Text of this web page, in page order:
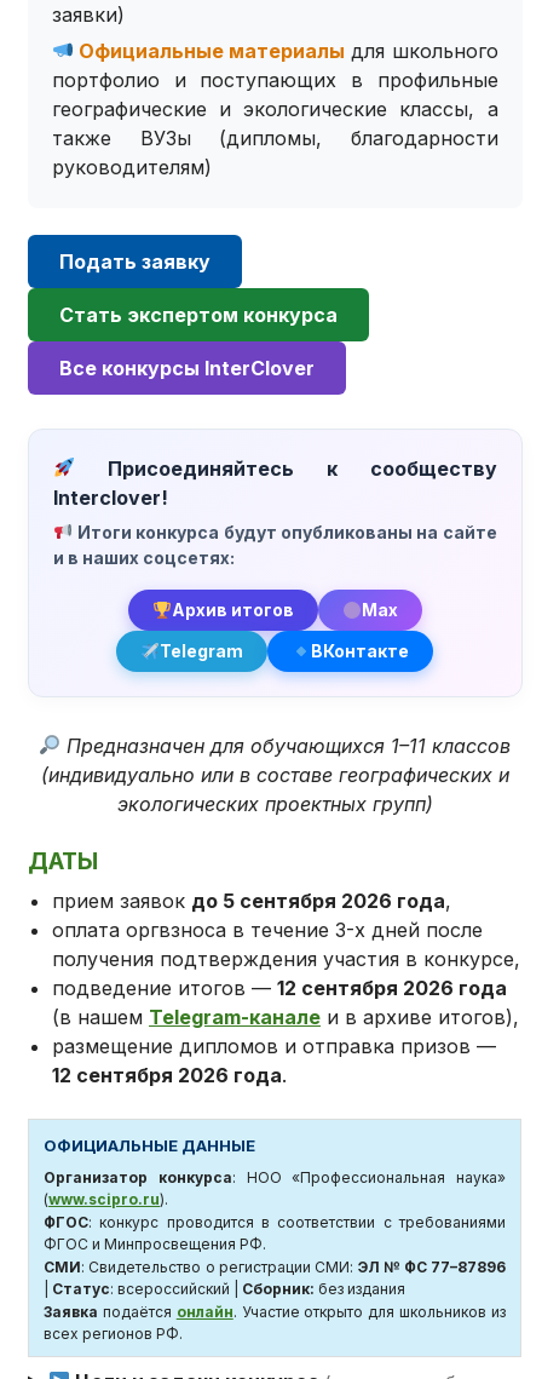
заявки)
Официальные материалы для школьного
портфолио и поступающих в профильные
географические и экологические классы, а
также ВУЗы (дипломы, благодарности
руководителям)
Подать заявку
Стать экспертом конкурса
Все конкурсы InterClover
Присоединяйтесь к сообществу
Interclover!
Итоги конкурса будут опубликованы на сайте
и в наших соцсетях:
Архив итогов
Max
Telegram
ВКонтакте
Предназначен для обучающихся 1–11 классов
(индивидуально или в составе географических и
экологических проектных групп)
ДАТЫ
прием заявок до 5 сентября 2026 года,
оплата оргвзноса в течение 3-х дней после
получения подтверждения участия в конкурсе,
подведение итогов —12 сентября 2026 года
(в нашем Telegram-канале и в архиве итогов),
размещение дипломов и отправка призов —
12 сентября 2026 года.
ОФИЦИАЛЬНЫЕ ДАННЫЕ
Организатор конкурса: НОО «Профессиональная наука»
(www.scipro.ru).
ФГОС: конкурс проводится в соответствии с требованиями
ФГОС и Минпросвещения РФ.
СМИ: Свидетельство о регистрации СМИ: ЭЛ № ФС 77–87896
Статус: всероссийский | Сборник: без издания
Заявка подаётся онлайн. Участие открыто для школьников из
всех регионов РФ.